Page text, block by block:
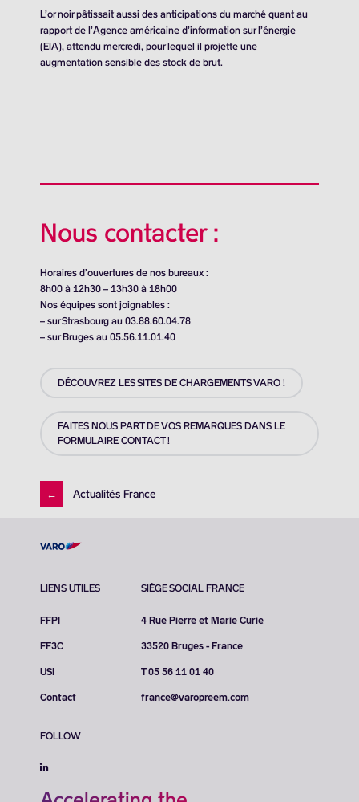
L’or noir pâtissait aussi des anticipations du marché quant au
rapport de l’Agence américaine d’information sur l’énergie
(EIA), attendu mercredi, pour lequel il projette une
augmentation sensible des stock de brut.
Nous contacter :
Horaires d’ouvertures de nos bureaux :
8h00 à 12h30 – 13h30 à 18h00
Nos équipes sont joignables :
– sur Strasbourg au 03.88.60.04.78
– sur Bruges au 05.56.11.01.40
DÉCOUVREZ LES SITES DE CHARGEMENTS VARO !
FAITES NOUS PART DE VOS REMARQUES DANS LE
FORMULAIRE CONTACT !
← Actualités France
LIENS UTILES
FFPI
FF3C
USI
Contact
SIÈGE SOCIAL FRANCE
4 Rue Pierre et Marie Curie
33520 Bruges - France
T 05 56 11 01 40
france@varopreem.com
FOLLOW